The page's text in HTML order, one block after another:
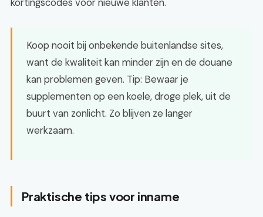
Koop nooit bij onbekende buitenlandse sites,
want de kwaliteit kan minder zijn en de douane
kan problemen geven. Tip: Bewaar je
supplementen op een koele, droge plek, uit de
buurt van zonlicht. Zo blijven ze langer
werkzaam.
Praktische tips voor inname